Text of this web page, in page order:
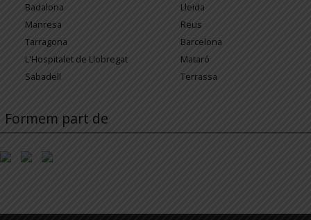
Badalona
Lleida
Manresa
Reus
Tarragona
Barcelona
L'Hospitalet de Llobregat
Mataró
Sabadell
Terrassa
Formem part de